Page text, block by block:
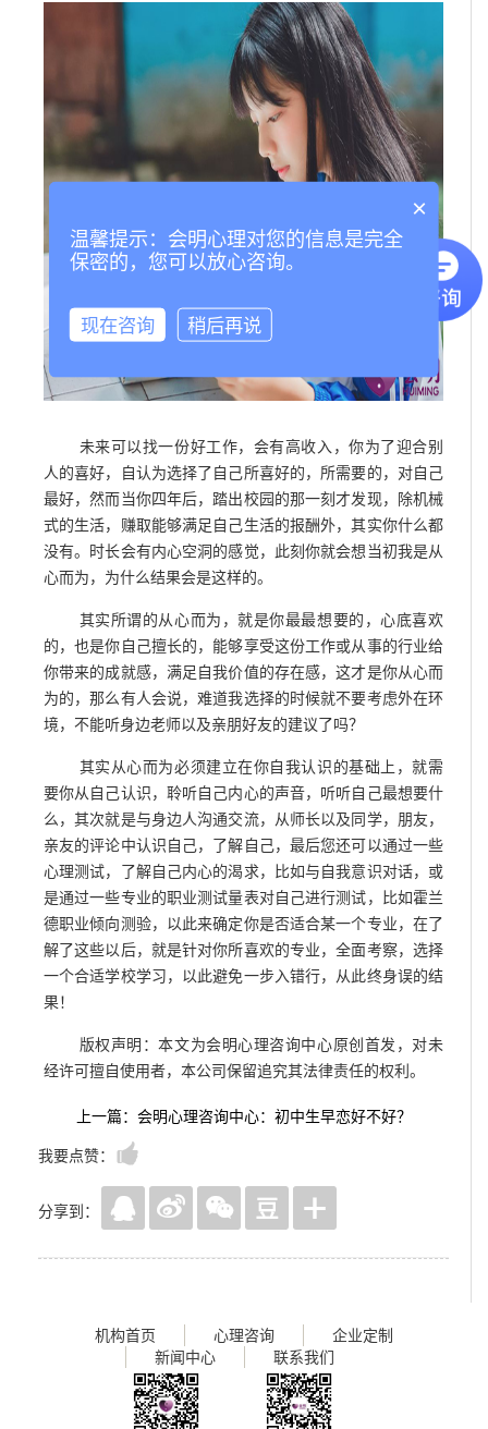
未来可以找一份好工作，会有高收入，你为了迎合别
人的喜好，自认为选择了自己所喜好的，所需要的，对自己
最好，然而当你四年后，踏出校园的那一刻才发现，除机械
式的生活，赚取能够满足自己生活的报酬外，其实你什么都
没有。时长会有内心空洞的感觉，此刻你就会想当初我是从
心而为，为什么结果会是这样的。
其实所谓的从心而为，就是你最最想要的，心底喜欢
的，也是你自己擅长的，能够享受这份工作或从事的行业给
你带来的成就感，满足自我价值的存在感，这才是你从心而
为的，那么有人会说，难道我选择的时候就不要考虑外在环
境，不能听身边老师以及亲朋好友的建议了吗？
其实从心而为必须建立在你自我认识的基础上，就需
要你从自己认识，聆听自己内心的声音，听听自己最想要什
么，其次就是与身边人沟通交流，从师长以及同学，朋友，
亲友的评论中认识自己，了解自己，最后您还可以通过一些
心理测试，了解自己内心的渴求，比如与自我意识对话，或
是通过一些专业的职业测试量表对自己进行测试，比如霍兰
德职业倾向测验，以此来确定你是否适合某一个专业，在了
解了这些以后，就是针对你所喜欢的专业，全面考察，选择
一个合适学校学习，以此避免一步入错行，从此终身误的结
果！
版权声明：本文为会明心理咨询中心原创首发，对未
经许可擅自使用者，本公司保留追究其法律责任的权利。
上一篇：会明心理咨询中心：初中生早恋好不好？
我要点赞：
分享到：
机构首页 心理咨询
企业定制
新闻中心
联系我们
×
温馨提示：会明心理对您的信息是完全
保密的，您可以放心咨询。
现在咨询 稍后再说